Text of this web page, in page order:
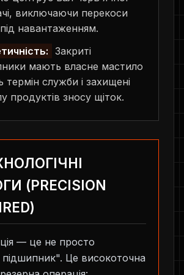
виключаючи перекоси
під навантаженням.
Закриті
мають власне мастило
термін служби і захищені
продуктів зносу щіток.
(PRECISION
— це не просто
Це високоточна